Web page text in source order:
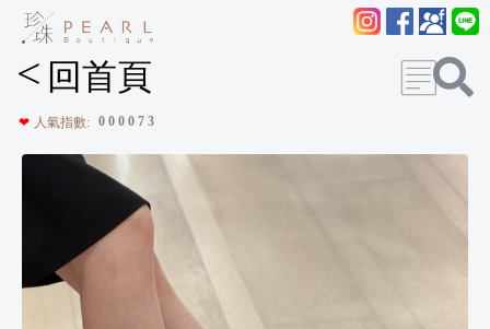
< 回首頁
❤ 人氣指數: 0 0 0 0 7 3